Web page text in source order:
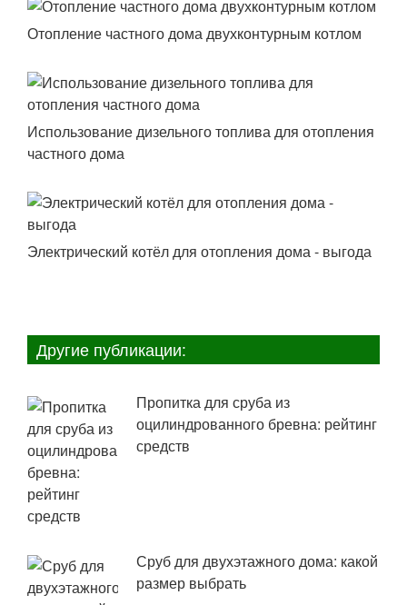
Отопление частного дома двухконтурным котлом
Использование дизельного топлива для отопления
частного дома
Электрический котёл для отопления дома - выгода
Другие публикации:
Пропитка для сруба из
оцилиндрованного бревна: рейтинг
средств
Сруб для двухэтажного дома: какой
размер выбрать